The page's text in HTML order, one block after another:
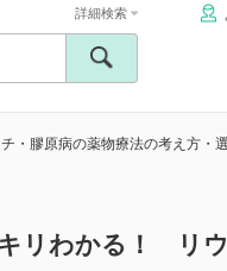
詳細検索
膠原病の薬物療法の考え方・
リわかる！ リ